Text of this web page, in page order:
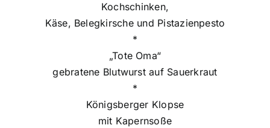
Kochschinken,
Käse, Belegkirsche und Pistazienpesto
*
„Tote Oma“
gebratene Blutwurst auf Sauerkraut
*
Königsberger Klopse
mit Kapernsoße